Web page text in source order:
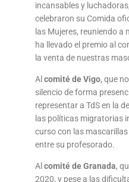
incansables y
celebraron su Comida
las Mujeres, reuniendo a
ha llevado el premio al
la venta de nuestras
Alcomité de Vigo, que
silencio de forma
representar a TdS en la
las políticas migratorias
curso con las mascarillas
entre su profesorado.
Alcomité de Granada,
2020, y pese a las